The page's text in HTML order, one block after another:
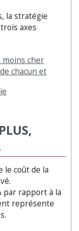
la stratégie
axes
moins cher
chacun et
le coût de la
par rapport à la
représente